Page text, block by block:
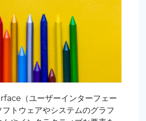
（ユーザーインターフェー
トウェアやシステムのグラフ